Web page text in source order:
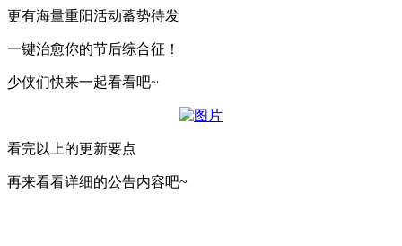
更有海量重阳活动蓄势待发
一键治愈你的节后综合征！
少侠们快来一起看看吧~
看完以上的更新要点
再来看看详细的公告内容吧~